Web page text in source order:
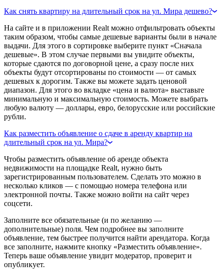
Как снять квартиру на длительный срок на ул. Мира дешево?
На сайте и в приложении Realt можно отфильтровать объекты
таким образом, чтобы самые дешевые варианты были в начале
выдачи. Для этого в сортировке выберите пункт «Сначала
дешевые». В этом случае первыми вы увидите объекты,
которые сдаются по договорной цене, а сразу после них
объекты будут отсортированы по стоимости — от самых
дешевых к дорогим. Также вы можете задать ценовой
диапазон. Для этого во вкладке «цена и валюта» выставьте
минимальную и максимальную стоимость. Можете выбрать
любую валюту — доллары, евро, белорусские или российские
рубли.
Как разместить объявление о сдаче в аренду квартир на
длительный срок на ул. Мира?
Чтобы разместить объявление об аренде объекта
недвижимости на площадке Realt, нужно быть
зарегистрированным пользователем. Сделать это можно в
несколько кликов — с помощью номера телефона или
электронной почты. Также можно войти на сайт через
соцсети.
Заполните все обязательные (и по желанию —
дополнительные) поля. Чем подробнее вы заполните
объявление, тем быстрее получится найти арендатора. Когда
все заполните, нажмите кнопку «Разместить объявление».
Теперь ваше объявление увидит модератор, проверит и
опубликует.